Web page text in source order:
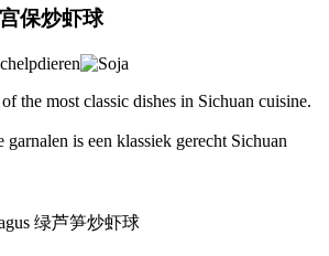
保炒虾球
the most classic dishes in Sichuan cuisine.
garnalen is een klassiek gerecht Sichuan